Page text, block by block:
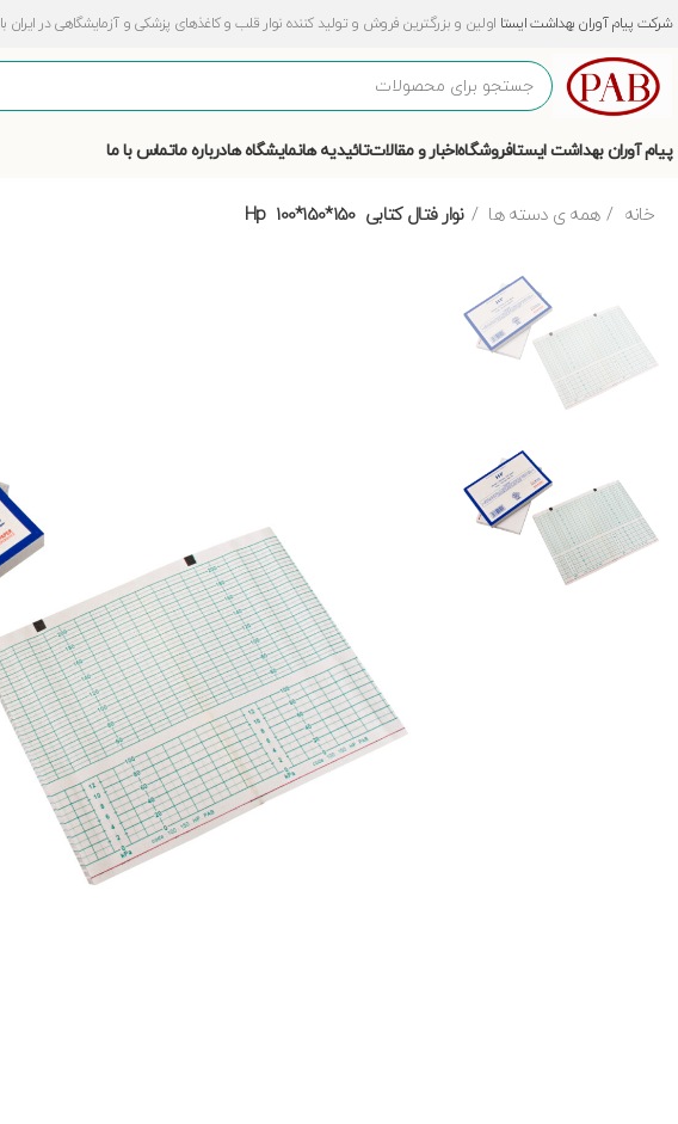
شرکت پیام آوران بهداشت ایستا اولین و بزرگترین فروش و تولید کننده نوار قلب و کاغذهای پزشکی و آزمایشگاهی در ایران با 20 سال سابقه
پیام آوران بهداشت ایستافروشگاهاخبار و مقالاتتائیدیه هانمایشگاه هادرباره ماتماس با ما
خانه همه ی دسته ها نوار فتال کتابی 150*150*100 Hp